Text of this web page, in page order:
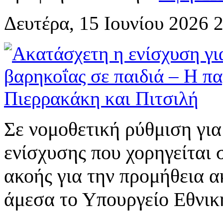
Δευτέρα, 15 Ιουνίου 2026
Σε νομοθετική ρύθμιση
ενίσχυσης που
ακοής για την προμήθεια
άμεσα το Υπουργείο